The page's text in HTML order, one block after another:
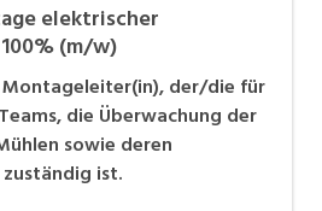
elektrischer
(m/w)
Montageleiter(in), der/die für
die Überwachung der
sowie deren
ist.